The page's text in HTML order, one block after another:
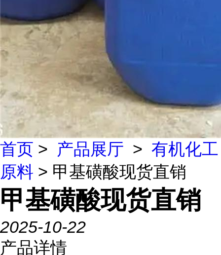
首页 > 产品展厅 > 有机化工
原料 > 甲基磺酸现货直销
甲基磺酸现货直销
2025-10-22
产品详情